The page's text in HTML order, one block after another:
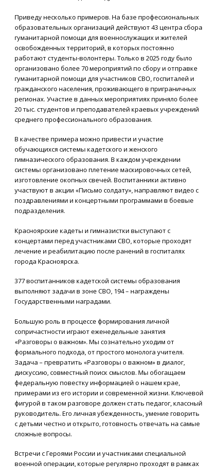
Приведу несколько примеров. На базе профессиональных
образовательных организаций действуют 43 центра сбора
гуманитарной помощи для военнослужащих и жителей
освобожденных территорий, в которых постоянно
работают студенты-волонтеры. Только в 2025 году было
организовано более 70 мероприятий по сбору и отправке
гуманитарной помощи для участников СВО, госпиталей и
гражданского населения, проживающего в приграничных
регионах. Участие в данных мероприятиях приняло более
20 тыс. студентов и преподавателей краевых учреждений
среднего профессионального образования.
В качестве примера можно привести и участие
обучающихся системы кадетского и женского
гимназического образования. В каждом учреждении
системы организовано плетение маскировочных сетей,
изготовление окопных свечей. Воспитанники активно
участвуют в акции «Письмо солдату», направляют видео с
поздравлениями и концертными программами в боевые
подразделения.
Красноярские кадеты и гимназистки выступают с
концертами перед участниками СВО, которые проходят
лечение и реабилитацию после ранений в госпиталях
города Красноярска.
377 воспитанников кадетской системы образования
выполняют задачи в зоне СВО, 194 – награждены
Государственными наградами.
Большую роль в процессе формирования личной
сопричастности играют еженедельные занятия
«Разговоры о важном». Мы сознательно уходим от
формального подхода, от простого монолога учителя.
Задача – превратить «Разговоры о важном» в диалог,
дискуссию, совместный поиск смыслов. Мы обогащаем
федеральную повестку информацией о нашем крае,
примерами из его истории и современной жизни. Ключевой
фигурой в таком разговоре должен стать педагог, классный
руководитель. Его личная убежденность, умение говорить
с детьми честно и открыто, готовность отвечать на самые
сложные вопросы.
Встречи с Героями России и участниками специальной
военной операции, которые регулярно проходят в рамках